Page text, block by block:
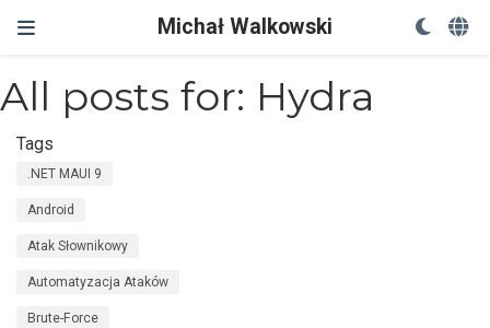
Michał Walkowski
All posts for: Hydra
Tags
.NET MAUI 9
Android
Atak Słownikowy
Automatyzacja Ataków
Brute-Force